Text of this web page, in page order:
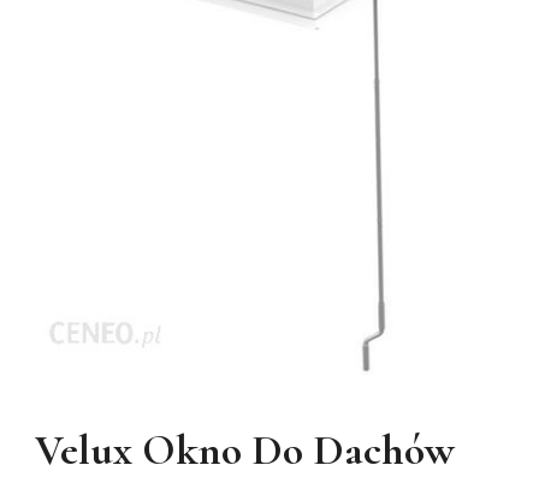
Velux Okno Do Dachów